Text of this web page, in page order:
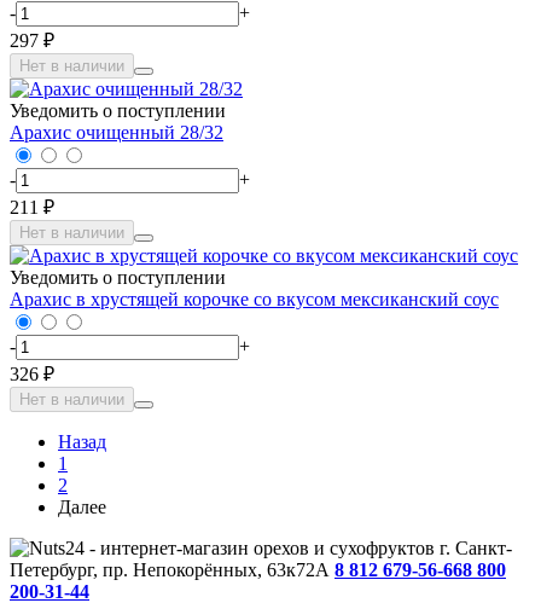
-
+
297 ₽
Нет в наличии
Уведомить о поступлении
Арахис очищенный 28/32
-
+
211 ₽
Нет в наличии
Уведомить о поступлении
Арахис в хрустящей корочке со вкусом мексиканский соус
-
+
326 ₽
Нет в наличии
Назад
1
2
Далее
г. Санкт-
Петербург, пр. Непокорённых, 63к72А 8 812 679-56-668 800
200-31-44